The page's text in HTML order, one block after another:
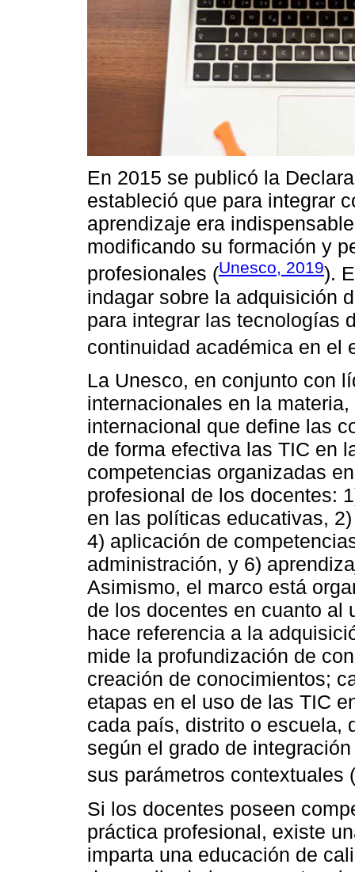
En 2015 se publicó la
estableció que para integrar
aprendizaje era
modificando su formación y
profesionales (Unesco, 2019).
indagar sobre la adquisición
para integrar las tecnologías
continuidad académica en el
La Unesco, en conjunto con
internacionales en la
internacional que define las
de forma efectiva las TIC en
competencias organizadas
profesional de los docentes:
en las políticas educativas,
4) aplicación de
administración, y 6)
Asimismo, el marco está
de los docentes en cuanto al
hace referencia a la
mide la profundización de
creación de conocimientos;
etapas en el uso de las TIC
cada país, distrito o escuela,
según el grado de
sus parámetros contextuales (
Si los docentes poseen
práctica profesional, existe
imparta una educación de